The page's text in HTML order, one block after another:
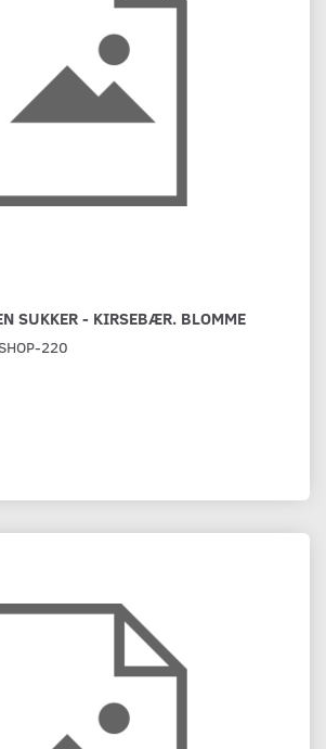
SUKKER - KIRSEBÆR. BLOMME
220